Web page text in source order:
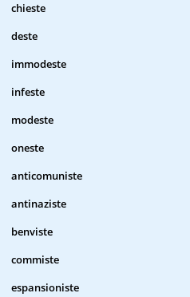
chieste
deste
immodeste
infeste
modeste
oneste
anticomuniste
antinaziste
benviste
commiste
espansioniste